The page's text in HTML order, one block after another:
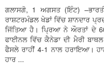
ਗਲਾਸਗੋ, 1 ਅਗਸਤ (ਇੰਟ)
ਰਾਸ਼ਟਰਮੰਡਲ ਖੇਡਾਂ ਵਿੱਚ ਸ਼ਾਨਦਾਰ
ਜਿੱਤਿਆ ਹੈ। ਪ੍ਰਿਆ ਨੇ ਔਰਤਾਂ ਦੇ
ਫਾਈਨਲ ਵਿੱਚ ਕੈਨੇਡਾ ਦੀ ਮੈਰੀ
ਫੈਸਲੇ ਰਾਹੀਂ 4-1 ਨਾਲ ਹਰਾਇਆ।
ਹਾਰ ...